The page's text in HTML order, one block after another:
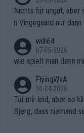
Nichts für ungut, aber
n Vingegaard nur
willi64
07-05-2026
wie spielt man denn
FlyingWvA
16-04-2026
Tut mir leid, aber so
Bjerg, dass niemand